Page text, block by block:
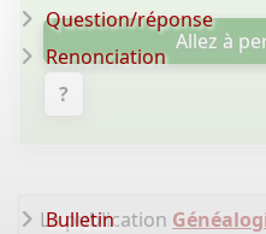
Allez à
?
La publication
Question/réponse
Renonciation
Bulletin